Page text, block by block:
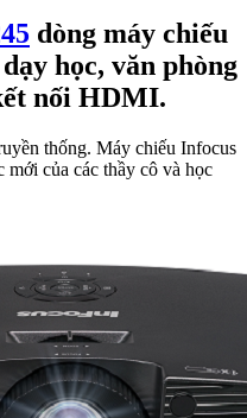
dòng máy chiếu
học, văn phòng
nối HDMI.
thống. Máy chiếu Infocus
của các thầy cô và học